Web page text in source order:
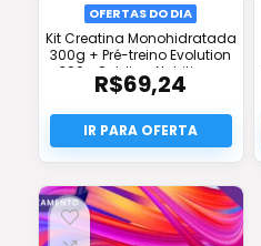
OFERTAS DO DIA
Kit Creatina Monohidratada
300g + Pré-treino Evolution
300g Soldiers Nutrition –
Desconto e Frete Grátis
R$69,24